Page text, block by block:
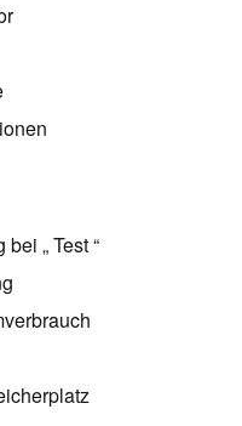
„ Test “